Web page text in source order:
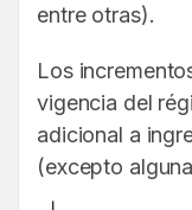
entre otras).
Los
vigencia del
adicional a
(excepto